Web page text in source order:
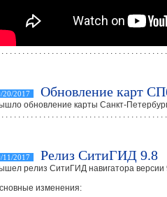
. . . . . . . . . . . . . . . . . . . . . . . . . . . . . . . . . . . . . . .
20/2017 Обновление карт
обновление карты Санкт-
. . . . . . . . . . . . . . . . . . . . . . . . . . . . . . . . . . . . . . .
11/2017 Релиз СитиГИД 9.8
релиз СитиГИД навигатора версии
изменения: